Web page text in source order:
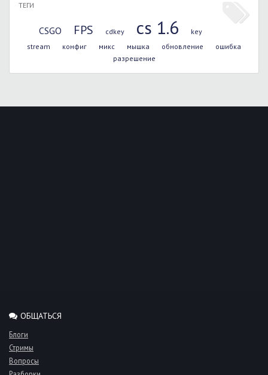
ТЕГИ
CSGO FPS cdkey cs 1.6
key
stream
конфиг микс мышка обновление
ошибка
разрешение
ОБЩАТЬСЯ
Блоги
Стримы
Вопросы